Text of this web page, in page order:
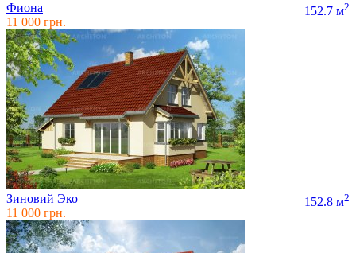
Фиона 152.7 м2
11 000 грн.
Зиновий Эко 152.8 м2
11 000 грн.